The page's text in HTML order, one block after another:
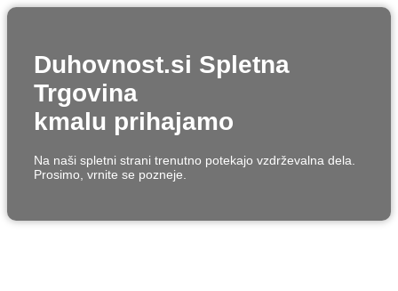
Duhovnost.si Spletna
Trgovina
kmalu prihajamo
Na naši spletni strani trenutno potekajo vzdrževalna dela.
Prosimo, vrnite se pozneje.